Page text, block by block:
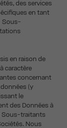
des services
en tant
Sous-
en raison de
caractère
concernant
(y
le
des Données à
Sous-traitants
Nous